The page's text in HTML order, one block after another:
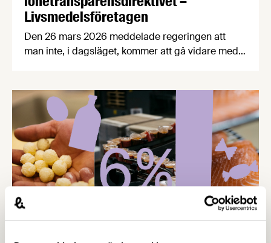
Livsmedelsföretagen
Den 26 mars 2026 meddelade regeringen att
man inte, i dagsläget, kommer att gå vidare med
försöka omförhandla direktivet i syfte att
regelförenkla och skjuta upp genomförandetiden
för direktivet. För dig som arbetsgivare innebär
detta i korthet att arbetet med att implementera
direktivet i den …